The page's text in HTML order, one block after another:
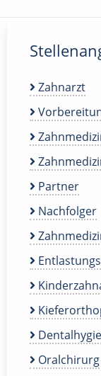
Zahnarzt
Partner
Nachfolger
Oralchirurg